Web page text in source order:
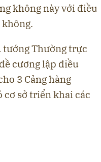
không này với điều
tướng Thường trực
cương lập điều
3 Cảng hàng
cơ sở triển khai các